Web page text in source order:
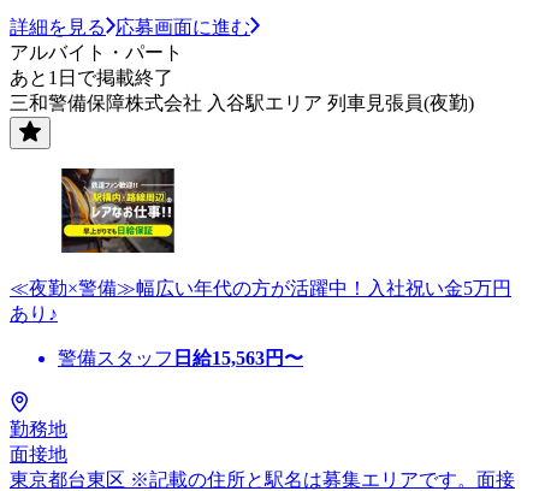
詳細を見る
応募画面に進む
アルバイト・パート
あと1日で掲載終了
三和警備保障株式会社 入谷駅エリア 列車見張員(夜勤)
≪夜勤×警備≫幅広い年代の方が活躍中！入社祝い金5万円
あり♪
警備スタッフ 日給15,563円〜
勤務地
面接地
東京都台東区 ※記載の住所と駅名は募集エリアです。面接